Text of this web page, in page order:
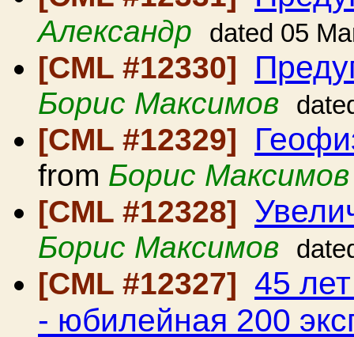
Александр dated 05
[CML #12330]
Борис Максимов
[CML #12329]
from Борис Максимов
[CML #12328]
Борис Максимов
[CML #12327] 45
- юбилейная 200